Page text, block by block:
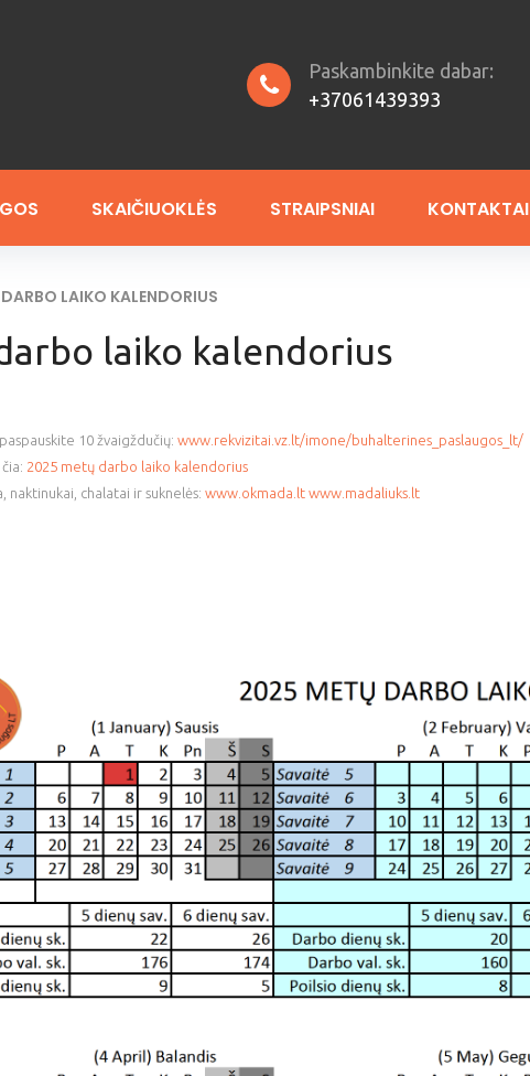
Paskambinkite dabar:
+37061439393
SKAIČIUOKLĖS STRAIPSNIAI KONTAKTAI
LAIKO KALENDORIUS
laiko kalendorius
10 žvaigždučių: www.rekvizitai.vz.lt/imone/buhalterines_paslaugos_lt/
2025 metų darbo laiko kalendorius
naktinukai, chalatai ir suknelės: www.okmada.lt www.madaliuks.lt